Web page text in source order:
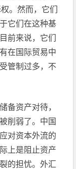
。然而，它们
它们在这种基
前来说，它们
在国际贸易中
管制过多，不
备资产对待，
削弱了。中国
对资本外流的
上是阻止资产
的担忧。外汇